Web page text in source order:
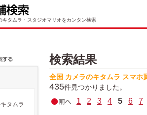
キタムラ・スタジオマリオをカンタン検索
検索結果
全国 カメラのキタムラ スマホ
435件見つかりました。
1 2 3 4 5 6 7
タムラ